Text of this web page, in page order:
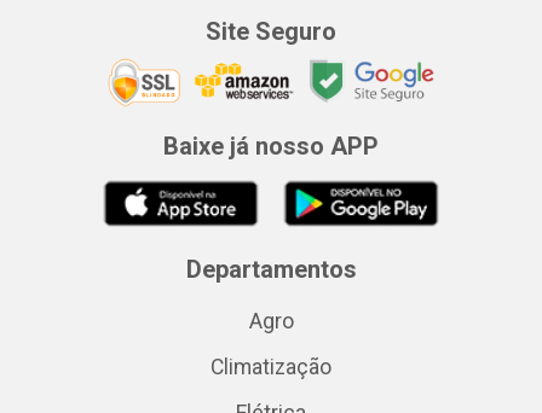
Site Seguro
Baixe já nosso APP
Departamentos
Agro
Climatização